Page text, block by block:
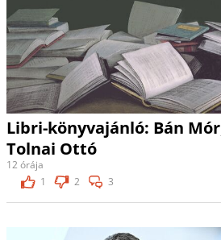
Libri-könyvajánló: Bán
Tolnai Ottó
12 órája
1
2 3